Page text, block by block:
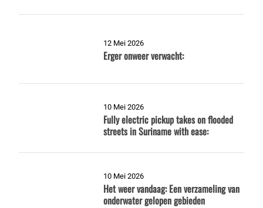
12 Mei 2026
Erger onweer verwacht:
10 Mei 2026
Fully electric pickup takes on flooded
streets in Suriname with ease:
10 Mei 2026
Het weer vandaag: Een verzameling van
onderwater gelopen gebieden